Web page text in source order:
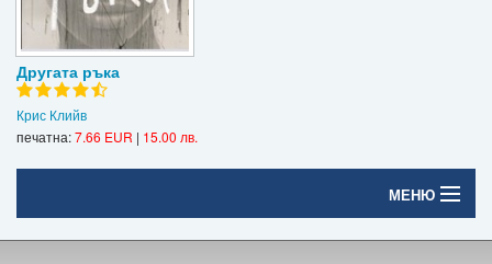
Другата ръка
Крис Клийв
печатна:7.66 EUR | 15.00 лв.
МЕНЮ
Начало